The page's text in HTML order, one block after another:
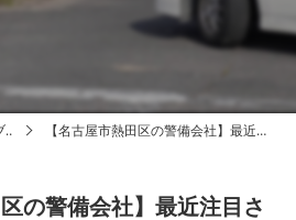
【名古屋市熱田区の警備会社】最近注目されている「アイススラリー」！！
区の警備会社】最近注目さ